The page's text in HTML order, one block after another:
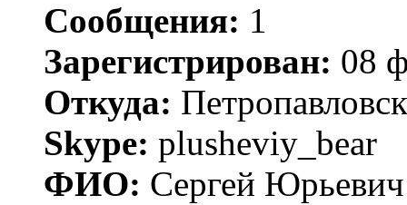
Сообщения: 1
Зарегистрирован: 08
Откуда:
Skype: plusheviy_bear
ФИО: Сергей Юрьевич